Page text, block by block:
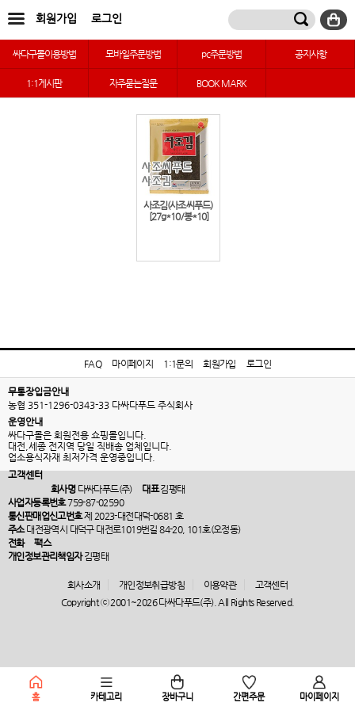
회원가입 로그인
싸다구몰이용방법 모바일주문방법 pc주문방법 공지사항
1:1게시판 자주묻는질문 BOOK MARK
사조김(사조씨푸드)
[27g*10/봉*10]
홈 카테고리 장바구니 간편주문 마이페이지
FAQ 마이페이지 1:1문의 회원가입 로그인
무통장입금안내
농협 351-1296-0343-33 다싸다푸드 주식회사
운영안내
싸다구몰은 회원전용 쇼핑몰입니다.
대전,세종 전지역 당일 직배송 업체입니다.
업소용식자재 최저가격 운영중입니다.
고객센터
회사명다싸다푸드(주) 대표김평태
사업자등록번호759-87-02590
통신판매업신고번호제 2023-대전대덕-0681 호
주소대전광역시 대덕구 대전로1019번길 84-20, 101호(오정동)
전화
팩스
개인정보관리책임자김평태
회사소개 개인정보취급방침 이용약관
고객센터
Copyright ⓒ 2001~2026 다싸다푸드(주). All Rights Reserved.